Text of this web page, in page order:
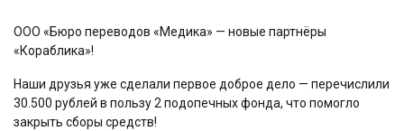
ООО «Бюро переводов «Медика» — новые партнёры
«Кораблика»!
Наши друзья уже сделали первое доброе дело — перечислили
30.500 рублей в пользу 2 подопечных фонда, что помогло
закрыть сборы средств!